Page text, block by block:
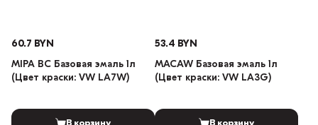
60.7 BYN
MIPA BC Базовая эмаль 1л
(Цвет краски: VW LA7W)
В корзину
53.4 BYN
MACAW Базовая эмаль 1л
(Цвет краски: VW LA3G)
В корзину